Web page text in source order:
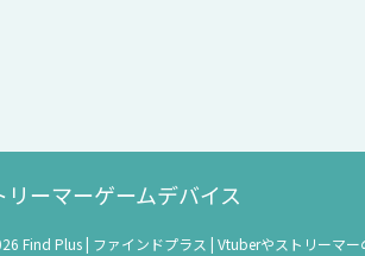
ーマーゲームデバイス
Find Plus | ファインドプラス | Vtuberやストリーマ